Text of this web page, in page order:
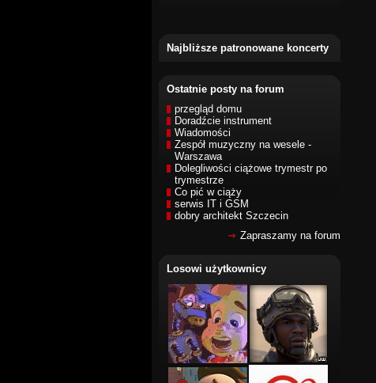
Najbliższe patronowane koncerty
Ostatnie posty na forum
przegląd domu
Doradźcie instrument
Wiadomości
Zespół muzyczny na wesele -
Warszawa
Dolegliwości ciążowe trymestr po
trymestrze
Co pić w ciąży
serwis IT i GSM
dobry architekt Szczecin
Zapraszamy na forum
Losowi użytkownicy